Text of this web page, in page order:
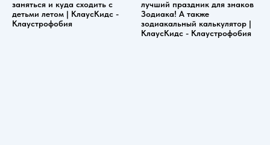
заняться и куда сходить с
детьми летом | КлаусКидс -
Клаустрофобия
лучший праздник для знаков
Зодиака! А также
зодиакальный калькулятор |
КлаусКидс - Клаустрофобия